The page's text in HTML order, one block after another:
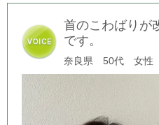
首のこわばりが
です。
奈良県 50代 女性